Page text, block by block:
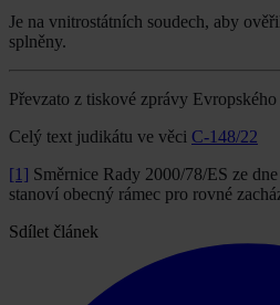
Je na vnitrostátních soudech, aby
splněny.
Převzato z tiskové zprávy
Celý text judikátu ve věci C-148/22
[1] Směrnice Rady 2000/78/ES ze
stanoví obecný rámec pro rovné
Sdílet článek